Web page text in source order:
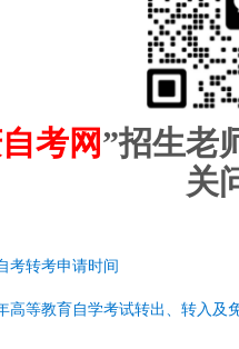
考网”招生老
关
考转考申请时间
高等教育自学考试转出、转入及